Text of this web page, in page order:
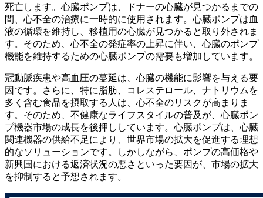
死亡します。心臓ポンプは、ドナーの心臓が見つかるまでの
間、心不全の治療に一時的に使用されます。心臓ポンプは血
液の循環を維持し、移植用の心臓が見つかると取り外されま
す。そのため、心不全の発症率の上昇に伴い、心臓のポンプ
機能を維持するための心臓ポンプの需要も増加しています。
冠動脈疾患や高血圧の蔓延は、心臓の機能に影響を与える要
因です。さらに、特に脂肪、コレステロール、ナトリウムを
多く含む食品を摂取する人は、心不全のリスクが高まりま
す。そのため、不健康なライフスタイルの普及が、心臓ポン
プ機器市場の成長を後押ししています。心臓ポンプは、心臓
関連機器の供給不足により、世界市場の拡大を促進する理想
的なソリューションです。しかしながら、ポンプの高価格や
新興国における返済状況の悪さといった要因が、市場の拡大
を抑制すると予想されます。